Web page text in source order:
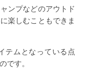
ンプなどのアウトド
楽しむこともできま
テムとなっている点
です。